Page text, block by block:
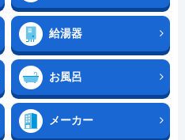
給湯器
お風呂
メーカー